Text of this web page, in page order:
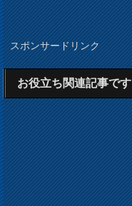
スポンサードリンク
お役立ち関連記事です